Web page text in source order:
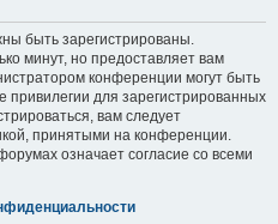
быть зарегистрированы.
минут, но предоставляет вам
конференции могут быть
для зарегистрированных
вам следует
принятыми на конференции.
означает согласие со всеми